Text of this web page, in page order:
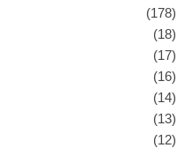
(178)
(18)
(17)
(16)
(14)
(13)
(12)